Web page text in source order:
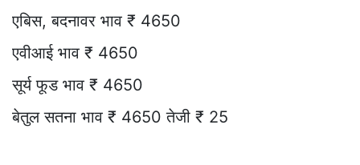
एबिस, बदनावर भाव ₹ 4650
एवीआई भाव ₹ 4650
सूर्य फूड भाव ₹ 4650
बेतुल सतना भाव ₹ 4650 तेजी ₹ 25